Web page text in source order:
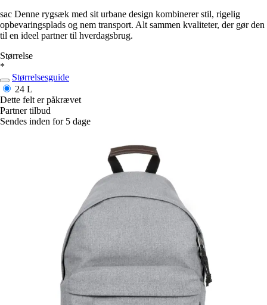
sac Denne rygsæk med sit urbane design kombinerer stil, rigelig
opbevaringsplads og nem transport. Alt sammen kvaliteter, der gør den
til en ideel partner til hverdagsbrug.
Størrelse
*
Størrelsesguide
24 L
Dette felt er påkrævet
Partner tilbud
Sendes inden for 5 dage